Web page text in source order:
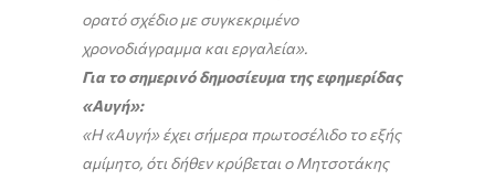
ορατό σχέδιο με συγκεκριμένο
χρονοδιάγραμμα και εργαλεία».
Για το σημερινό δημοσίευμα της εφημερίδας
«Αυγή»:
«Η «Αυγή» έχει σήμερα πρωτοσέλιδο το εξής
αμίμητο, ότι δήθεν κρύβεται ο Μητσοτάκης